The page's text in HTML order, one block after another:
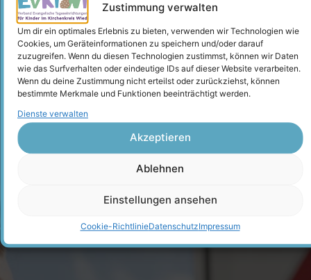
Zustimmung verwalten
Um dir ein optimales Erlebnis zu bieten, verwenden wir Technologien wie
Cookies, um Geräteinformationen zu speichern und/oder darauf
zuzugreifen. Wenn du diesen Technologien zustimmst, können wir Daten
wie das Surfverhalten oder eindeutige IDs auf dieser Website verarbeiten.
Wenn du deine Zustimmung nicht erteilst oder zurückziehst, können
bestimmte Merkmale und Funktionen beeinträchtigt werden.
Dienste verwalten
Akzeptieren
Ablehnen
Einstellungen ansehen
Cookie-RichtlinieDatenschutzImpressum